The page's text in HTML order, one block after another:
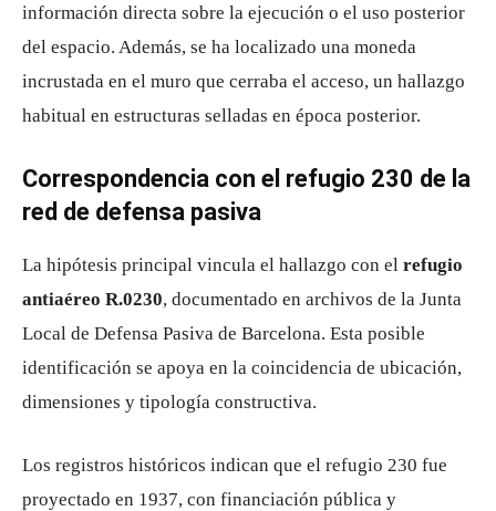
información directa sobre la ejecución o el uso posterior
del espacio. Además, se ha localizado una moneda
incrustada en el muro que cerraba el acceso, un hallazgo
habitual en estructuras selladas en época posterior.
Correspondencia con el refugio 230 de la
red de defensa pasiva
La hipótesis principal vincula el hallazgo con el refugio
antiaéreo R.0230, documentado en archivos de la Junta
Local de Defensa Pasiva de Barcelona. Esta posible
identificación se apoya en la coincidencia de ubicación,
dimensiones y tipología constructiva.
Los registros históricos indican que el refugio 230 fue
proyectado en 1937, con financiación pública y